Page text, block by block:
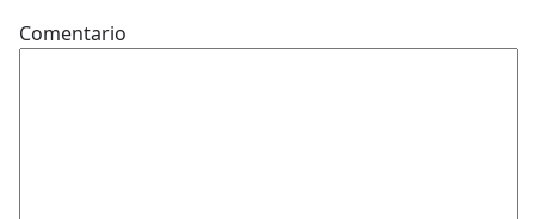
Comentario